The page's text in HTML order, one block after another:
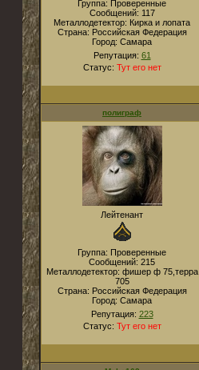
Группа: Проверенные
Сообщений: 117
Металлодетектор: Кирка и лопата
Страна: Российская Федерация
Город: Самара
Репутация: 61
Статус: Тут его нет
полиграф
Лейтенант
Группа: Проверенные
Сообщений: 215
Металлодетектор: фишер ф 75,терра
705
Страна: Российская Федерация
Город: Самара
Репутация: 223
Статус: Тут его нет